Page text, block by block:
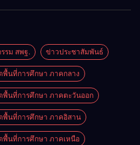
International
Research
(ThaiCER)
2026
รรม สพฐ. ข่าวประชาสัมพันธ์
พื้นที่การศึกษา ภาคกลาง
พื้นที่การศึกษา ภาคตะวันออก
พื้นที่การศึกษา ภาคอิสาน
พื้นที่การศึกษา ภาคเหนือ